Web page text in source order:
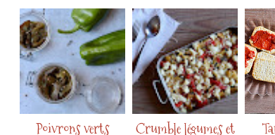
Poivrons verts
Crumble légumes et